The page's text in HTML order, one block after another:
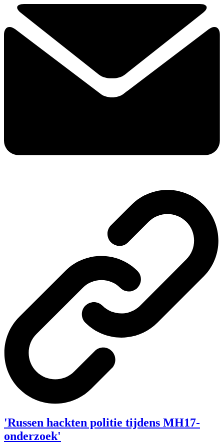
'Russen hackten politie tijdens MH17-
onderzoek'